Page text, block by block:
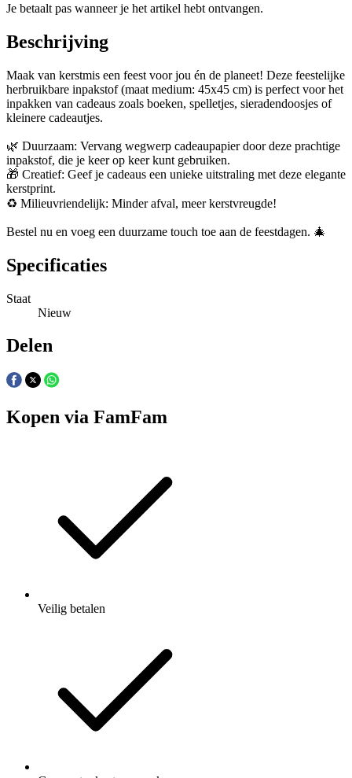
Je betaalt pas wanneer je het artikel hebt ontvangen.
Beschrijving
Maak van kerstmis een feest voor jou én de planeet! Deze feestelijke
herbruikbare inpakstof (maat medium: 45x45 cm) is perfect voor het
inpakken van cadeaus zoals boeken, spelletjes, sieradendoosjes of
kleinere cadeautjes.
🌿 Duurzaam: Vervang wegwerp cadeaupapier door deze prachtige
inpakstof, die je keer op keer kunt gebruiken.
🎁 Creatief: Geef je cadeaus een unieke uitstraling met deze elegante
kerstprint.
♻️ Milieuvriendelijk: Minder afval, meer kerstvreugde!
Bestel nu en voeg een duurzame touch toe aan de feestdagen. 🎄
Specificaties
Staat
Nieuw
Delen
Kopen via FamFam
Veilig betalen